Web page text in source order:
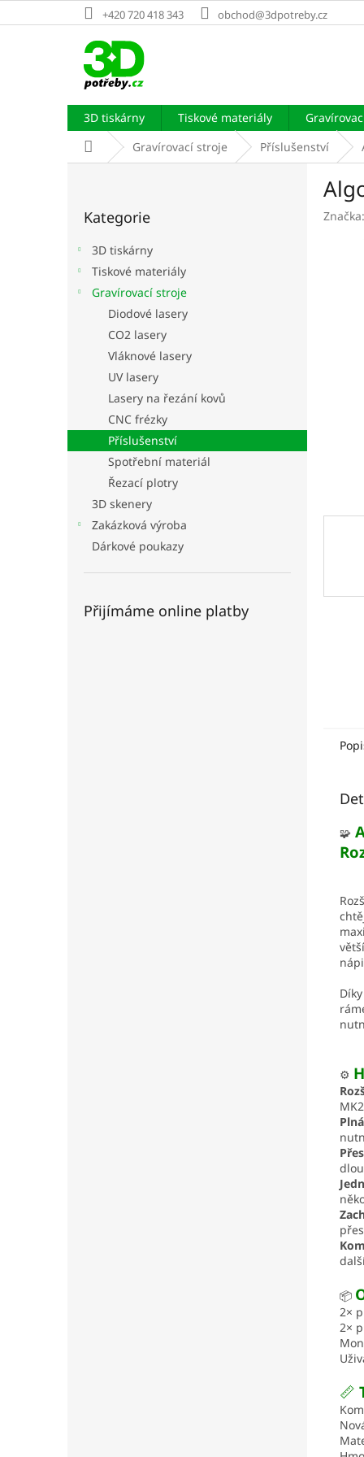
na
+420 720 418 343 obchod@3dpotreby.cz
3D tiskárny Tiskové materiály
Domů Gravírovací stroje Příslušenství
kategorie
Kategorie
3D tiskárny
Tiskové materiály
Gravírovací stroje
Diodové lasery
CO2 lasery
Vláknové lasery
UV lasery
Lasery na řezání kovů
CNC frézky
Příslušenství
Spotřební materiál
Řezací plotry
3D skenery
Zakázková výroba
Dárkové poukazy
Přijímáme online platby
Značka:
🧩
⚙️
📦
2×
2×
📏